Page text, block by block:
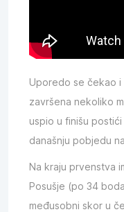
Uporedo se čekao i
završena nekoliko
uspio u finišu
današnju pobjedu
Na kraju prvenstva
Posušje (po 34
međusobni skor u